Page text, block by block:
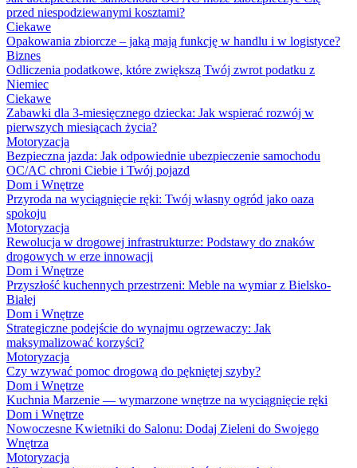
przed niespodziewanymi kosztami?
Ciekawe
Opakowania zbiorcze – jaką mają funkcję w handlu i w logistyce?
Biznes
Odliczenia podatkowe, które zwiększą Twój zwrot podatku z
Niemiec
Ciekawe
Zabawki dla 3-miesięcznego dziecka: Jak wspierać rozwój w
pierwszych miesiącach życia?
Motoryzacja
Bezpieczna jazda: Jak odpowiednie ubezpieczenie samochodu
OC/AC chroni Ciebie i Twój pojazd
Dom i Wnętrze
Przyroda na wyciągnięcie ręki: Twój własny ogród jako oaza
spokoju
Motoryzacja
Rewolucja w drogowej infrastrukturze: Podstawy do znaków
drogowych w erze innowacji
Dom i Wnętrze
Przyszłość kuchennych przestrzeni: Meble na wymiar z Bielsko-
Białej
Dom i Wnętrze
Strategiczne podejście do wynajmu ogrzewaczy: Jak
maksymalizować korzyści?
Motoryzacja
Czy wzywać pomoc drogową do pękniętej szyby?
Dom i Wnętrze
Kuchnia Marzenie — wymarzone wnętrze na wyciągnięcie ręki
Dom i Wnętrze
Nowoczesne Kwietniki do Salonu: Dodaj Zieleni do Swojego
Wnętrza
Motoryzacja